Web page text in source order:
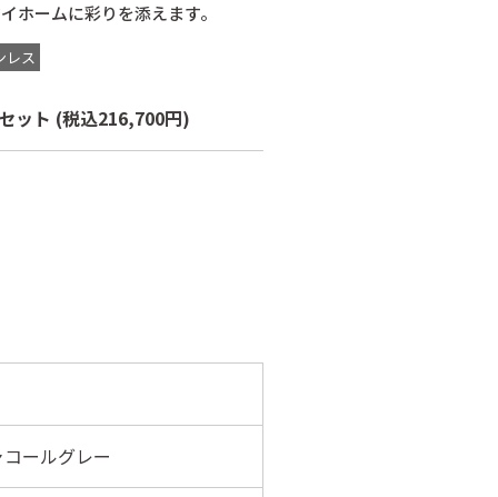
ホームに彩りを添えます。
レス
ット (税込216,700円)
ールグレー